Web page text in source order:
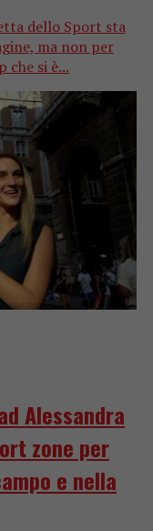
dello Sport sta
ma non per
che si è...
Alessandra
zone per
e nella